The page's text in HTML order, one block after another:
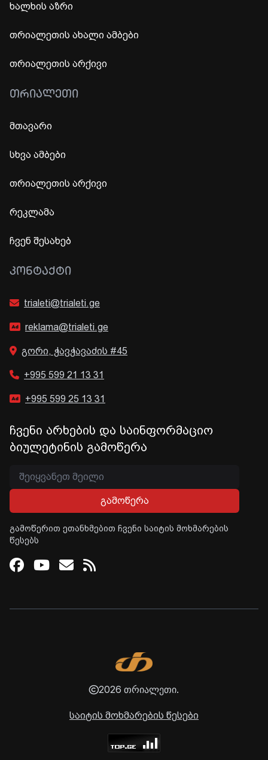
ხალხის აზრი
თრიალეთის ახალი ამბები
თრიალეთის არქივი
ᲗᲠᲘᲐᲚᲔᲗᲘ
მთავარი
სხვა ამბები
თრიალეთის არქივი
რეკლამა
ჩვენ შესახებ
ᲙᲝᲜᲢᲐᲥᲢᲘ
trialeti@trialeti.ge
reklama@trialeti.ge
გორი, ჭავჭავაძის #45
+995 599 21 13 31
+995 599 25 13 31
ჩვენი არხების და საინფორმაციო
ბიულეტინის გამოწერა
გამოწერა
გამოწერით ეთანხმებით ჩვენი საიტის მოხმარების
წესებს
Facebook
Youtube
Email
RSS
2026 თრიალეთი.
საიტის მოხმარების წესები